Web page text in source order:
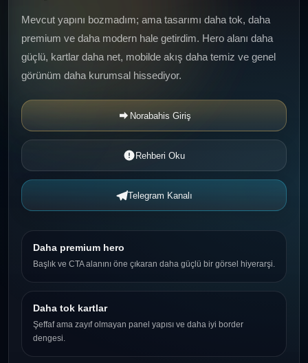
Mevcut yapını bozmadım; ama tasarımı daha tok, daha
premium ve daha modern hale getirdim. Hero alanı daha
güçlü, kartlar daha net, mobilde akış daha temiz ve genel
görünüm daha kurumsal hissediyor.
Norabahis Giriş
Rehberi Oku
Telegram Kanalı
Daha premium hero
Başlık ve CTA alanını öne çıkaran daha güçlü bir görsel hiyerarşi.
Daha tok kartlar
Şeffaf ama zayıf olmayan panel yapısı ve daha iyi border
dengesi.